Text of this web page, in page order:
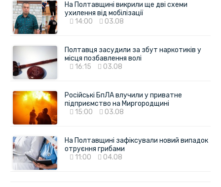
На Полтавщині викрили ще дві схеми
ухилення від мобілізації
14:00
03.08
Полтавця засудили за збут наркотиків у
місця позбавлення волі
16:15
03.08
Російські БпЛА влучили у приватне
підприємство на Миргородщині
15:00
03.08
На Полтавщині зафіксували новий випадок
отруєння грибами
11:00
04.08